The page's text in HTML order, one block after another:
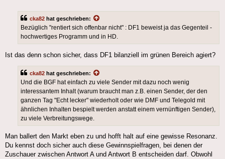
cka82 hat geschrieben:
Bezüglich "rentiert sich offenbar nicht" : DF1 beweist ja das Gegenteil -
hochwertiges Programm und in HD.
Ist das denn schon sicher, dass DF1 bilanziell im grünen Bereich agiert?
cka82 hat geschrieben:
Und die BGF hat einfach zu viele Sender mit dazu noch wenig
interessantem Inhalt (warum braucht man z.B. einen Sender, der den
ganzen Tag "Echt lecker" wiederholt oder wie DMF und Telegold mit
ähnlichen Inhalten bespielt werden anstatt einem vernünftigen Sender),
zu viele Verbreitungswege.
Man ballert den Markt eben zu und hofft halt auf eine gewisse Resonanz.
Du kennst doch sicher auch diese Gewinnspielfragen, bei denen der
Zuschauer zwischen Antwort A und Antwort B entscheiden darf. Obwohl